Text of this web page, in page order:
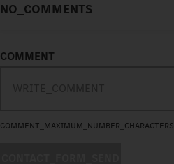
NO_COMMENTS
COMMENT
COMMENT_MAXIMUM_NUMBER_CHARACTERS